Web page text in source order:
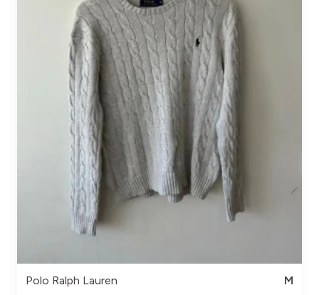
Polo Ralph Lauren
M